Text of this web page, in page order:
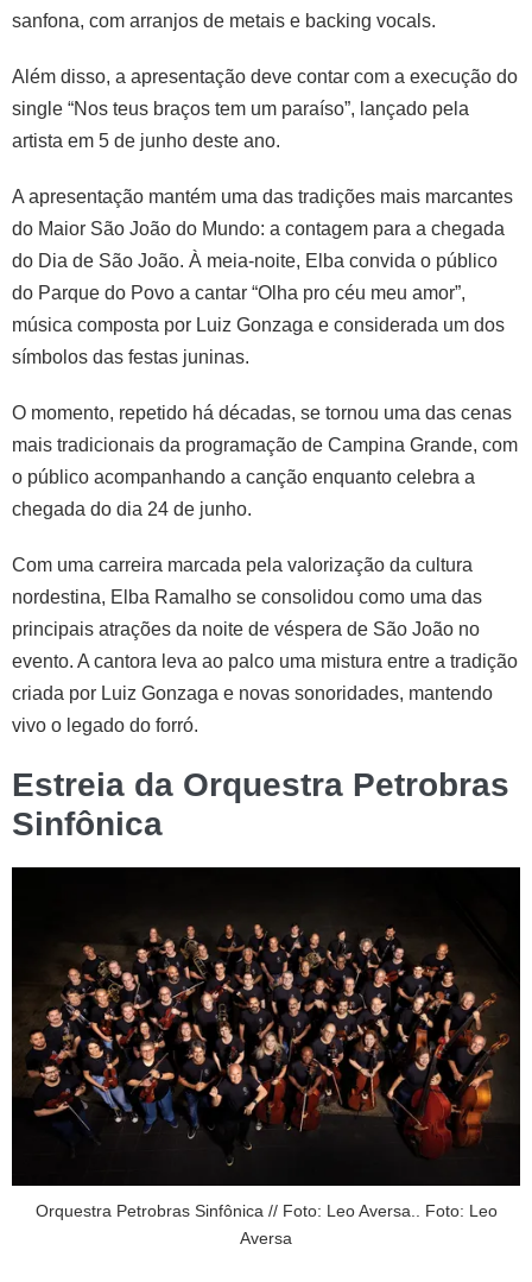
sanfona, com arranjos de metais e backing vocals.
Além disso, a apresentação deve contar com a execução do
single “Nos teus braços tem um paraíso”, lançado pela
artista em 5 de junho deste ano.
A apresentação mantém uma das tradições mais marcantes
do Maior São João do Mundo: a contagem para a chegada
do Dia de São João. À meia-noite, Elba convida o público
do Parque do Povo a cantar “Olha pro céu meu amor”,
música composta por Luiz Gonzaga e considerada um dos
símbolos das festas juninas.
O momento, repetido há décadas, se tornou uma das cenas
mais tradicionais da programação de Campina Grande, com
o público acompanhando a canção enquanto celebra a
chegada do dia 24 de junho.
Com uma carreira marcada pela valorização da cultura
nordestina, Elba Ramalho se consolidou como uma das
principais atrações da noite de véspera de São João no
evento. A cantora leva ao palco uma mistura entre a tradição
criada por Luiz Gonzaga e novas sonoridades, mantendo
vivo o legado do forró.
Estreia da Orquestra Petrobras
Sinfônica
Orquestra Petrobras Sinfônica // Foto: Leo Aversa.. Foto: Leo
Aversa